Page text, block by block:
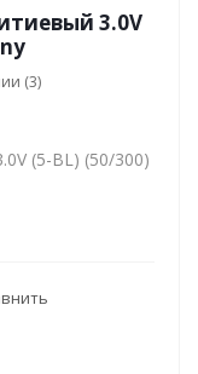
3.0V
(3)
(5-BL) (50/300)